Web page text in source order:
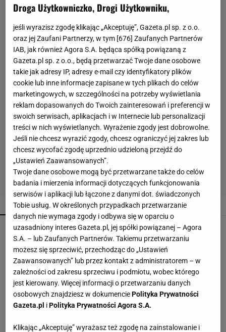
POPULARNE NAJNOWSZE
Te buty będą hitem jesieni 2026! Wiśniowe
czółenka to kwintesencja luksusu i
ponadczasowego stylu
Lniane spodnie z Lidla nawet jesienią będą
hitem. Kosztują 44,99 zł
pomóc się ich pozbyć
Droga Użytkowniczko, Drogi Użytkowniku,
jeśli wyrazisz zgodę klikając „Akceptuję”, Gazeta.pl sp. z o.o.
oraz jej Zaufani Partnerzy, w tym [676] Zaufanych Partnerów
IAB, jak również Agora S.A. będąca spółką powiązaną z
Gazeta.pl sp. z o.o., będą przetwarzać Twoje dane osobowe
takie jak adresy IP, adresy e-mail czy identyfikatory plików
cookie lub inne informacje zapisane w tych plikach do celów
marketingowych, w szczególności na potrzeby wyświetlania
reklam dopasowanych do Twoich zainteresowań i preferencji w
swoich serwisach, aplikacjach i w Internecie lub personalizacji
treści w nich wyświetlanych. Wyrażenie zgody jest dobrowolne.
Jeśli nie chcesz wyrazić zgody, chcesz ograniczyć jej zakres lub
chcesz wycofać zgodę uprzednio udzieloną przejdź do
„Ustawień Zaawansowanych”.
Twoje dane osobowe mogą być przetwarzane także do celów
badania i mierzenia informacji dotyczących funkcjonowania
serwisów i aplikacji lub łączone z danymi dot. świadczonych
Tobie usług. W określonych przypadkach przetwarzanie
danych nie wymaga zgody i odbywa się w oparciu o
uzasadniony interes Gazeta.pl, jej spółki powiązanej – Agora
S.A. – lub Zaufanych Partnerów. Takiemu przetwarzaniu
możesz się sprzeciwić, przechodząc do „Ustawień
Zaawansowanych” lub przez kontakt z administratorem – w
zależności od zakresu sprzeciwu i podmiotu, wobec którego
jest kierowany. Więcej informacji o przetwarzaniu danych
osobowych znajdziesz w dokumenciePolityka Prywatności
Gazeta.pl iPolityka Prywatności Agora S.A.
Klikając „Akceptuję” wyrażasz też zgodę na zainstalowanie i